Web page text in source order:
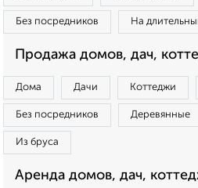
Без посредников На
Продажа домов, дач,
Дома Дачи Коттеджи
Без посредников Деревянные
Из бруса
Аренда домов, дач,